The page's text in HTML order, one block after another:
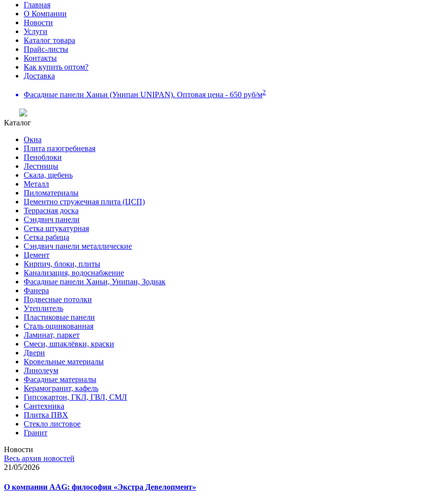
Главная
О Компании
Новости
Услуги
Каталог товара
Прайс-листы
Контакты
Как купить оптом?
Доставка
Фасадные панели Ханьи (Унипан UNIPAN). Оптовая цена - 650 руб/м2
Каталог
Окна
Плита пазогребневая
Пеноблоки
Лестницы
Скала, щебень
Металл
Пиломатериалы
Цементно стружечная плита (ЦСП)
Террасная доска
Сэндвич панели
Сетка штукатурная
Сетка рабица
Сэндвич панели металлические
Цемент
Кирпич, блоки, плиты
Канализация, водоснабжение
Фасадные панели Ханьи, Унипан, Зодиак
Фанера
Подвесные потолки
Утеплитель
Пластиковые панели
Сталь оцинкованная
Ламинат, паркет
Смеси, шпаклёвки, краски
Двери
Кровельные материалы
Линолеум
Фасадные материалы
Керамогранит, кафель
Гипсокартон, ГКЛ, ГВЛ, СМЛ
Сантехника
Плитка ПВХ
Стекло листовое
Гранит
Новости
Весь архив новостей
21/05/2026
О компании AAG: философия «Экстра Девелопмент»